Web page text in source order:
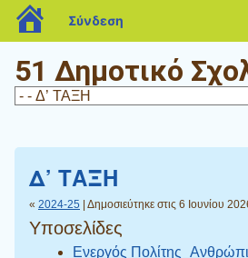
51 Δημοτικό
Δ’ ΤΑΞΗ
« 2024-25 | Δημοσιεύτηκε στις 6 Ιουνίου
Υποσελίδες
Ενεργός
blogs.sch.gr
Σύνδεση